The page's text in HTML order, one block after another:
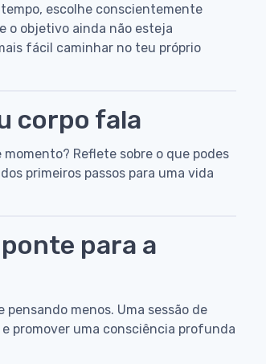
escolhe conscientemente
o objetivo ainda não esteja
fácil caminhar no teu próprio
corpo fala
Reflete sobre o que podes
primeiros passos para uma vida
para a
menos. Uma sessão de
promover uma consciência profunda